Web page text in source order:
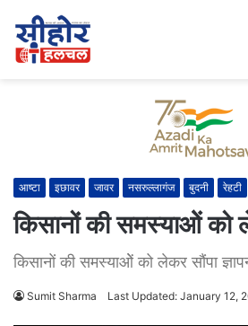
आष्टा इछावर जावर नसरुल्लागंज बुदनी रेहटी
किसानों की समस्याओें को
किसानों की समस्याओें को लेकर सौंपा
Sumit Sharma Last Updated: January 12,